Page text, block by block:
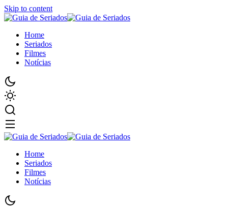
Skip to content
Home
Seriados
Filmes
Notícias
Home
Seriados
Filmes
Notícias